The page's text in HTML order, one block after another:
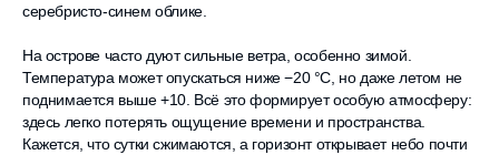
серебристо-синем облике.
На острове часто дуют сильные ветра, особенно зимой.
Температура может опускаться ниже −20 °C, но даже летом не
поднимается выше +10. Всё это формирует особую атмосферу:
здесь легко потерять ощущение времени и пространства.
Кажется, что сутки сжимаются, а горизонт открывает небо почти